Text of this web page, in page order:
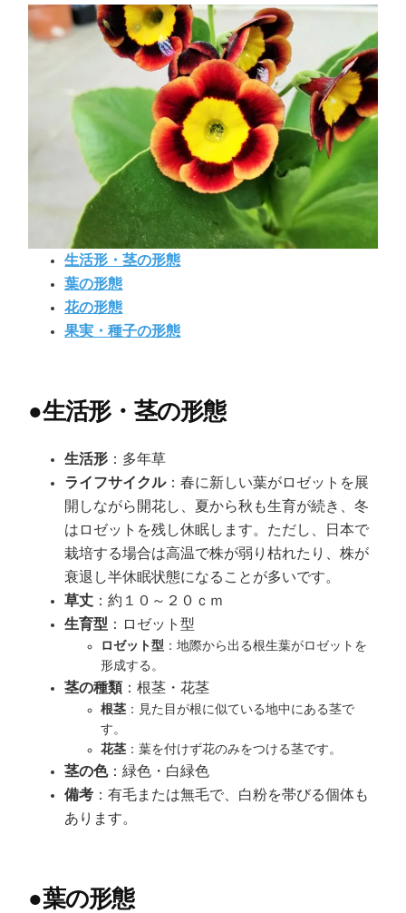
生活形・茎の形態
葉の形態
花の形態
果実・種子の形態
●生活形・茎の形態
生活形 ：多年草
ライフサイクル：春に新しい葉がロゼットを展
開しながら開花し、夏から秋も生育が続き、冬
はロゼットを残し休眠します。ただし、日本で
栽培する場合は高温で株が弱り枯れたり、株が
衰退し半休眠状態になることが多いです。
草丈 ：約１０～２０ｃｍ
生育型 ：ロゼット型
ロゼット型 ：地際から出る根生葉がロゼットを
形成する。
茎の種類 ：根茎・花茎
根茎 ：見た目が根に似ている地中にある茎で
す。
花茎 ：葉を付けず花のみをつける茎です。
茎の色：緑色・白緑色
備考 ：有毛または無毛で、白粉を帯びる個体も
あります。
●葉の形態